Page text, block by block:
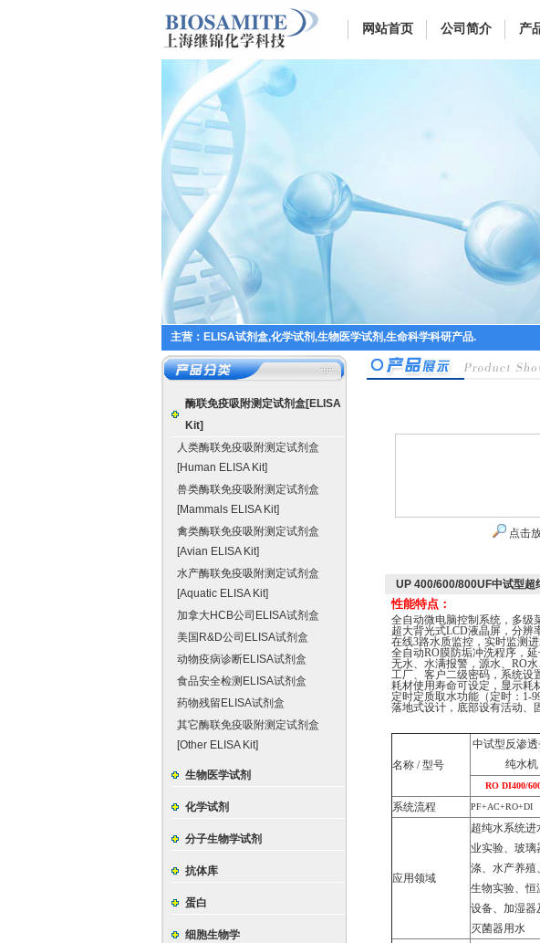
网站首页 公司简介 产
主营：ELISA试剂盒,化学试剂,生物医学试剂,生命科学科研产品.
酶联免疫吸附测定试剂盒[ELISA
Kit]
人类酶联免疫吸附测定试剂盒
[Human ELISA Kit]
兽类酶联免疫吸附测定试剂盒
[Mammals ELISA Kit]
禽类酶联免疫吸附测定试剂盒
[Avian ELISA Kit]
水产酶联免疫吸附测定试剂盒
[Aquatic ELISA Kit]
加拿大HCB公司ELISA试剂盒
美国R&D公司ELISA试剂盒
动物疫病诊断ELISA试剂盒
食品安全检测ELISA试剂盒
药物残留ELISA试剂盒
其它酶联免疫吸附测定试剂盒
[Other ELISA Kit]
生物医学试剂
化学试剂
分子生物学试剂
抗体库
蛋白
细胞生物学
点击
UP 400/600/800UF中试型超
性能特点：
全自动微电脑控制系统，多级
超大背光式LCD液晶屏，分辨
在线3路水质监控，实时监测
全自动RO膜防垢冲洗程序，
无水、水满报警，源水、RO
工厂、客户二级密码，系统设
耗材使用寿命可设定，显示耗
定时定质取水功能（定时：1-
落地式设计，底部设有活动、
名称 / 型号
中试型反渗
纯水机
RO DI400/
系统流程 PF+AC+RO+DI
应用领域
超纯水系统进
业实验、玻璃
涤、水产养殖
生物实验、恒
设备、加湿器
灭菌器用水